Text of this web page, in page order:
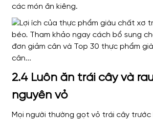
các món ăn kiêng.
2.4 Luôn ăn trái cây và
nguyên vỏ
Mọi người thường gọt vỏ trái cây trước